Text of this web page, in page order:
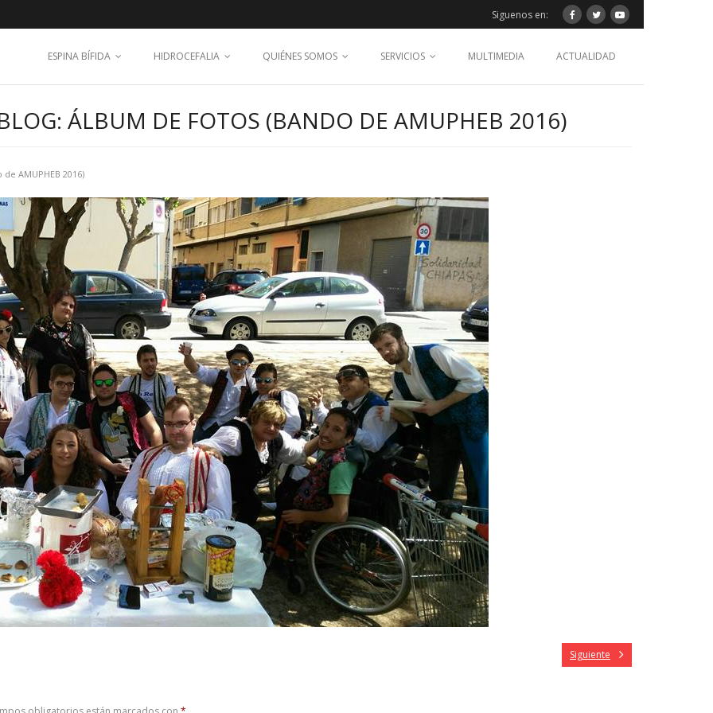
Siguenos en:
ESPINA BÍFIDA HIDROCEFALIA QUIÉNES SOMOS SERVICIOS MULTIMEDIA ACTUALIDAD
ÁLBUM DE FOTOS (BANDO DE AMUPHEB 2016)
AMUPHEB 2016)
Siguiente